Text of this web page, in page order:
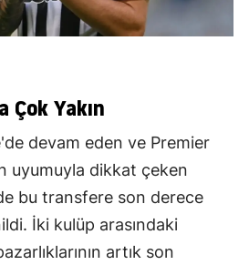
Yakın
devam eden ve Premier
uyumuyla dikkat çeken
bu transfere son derece
İki kulüp arasındaki
artık son